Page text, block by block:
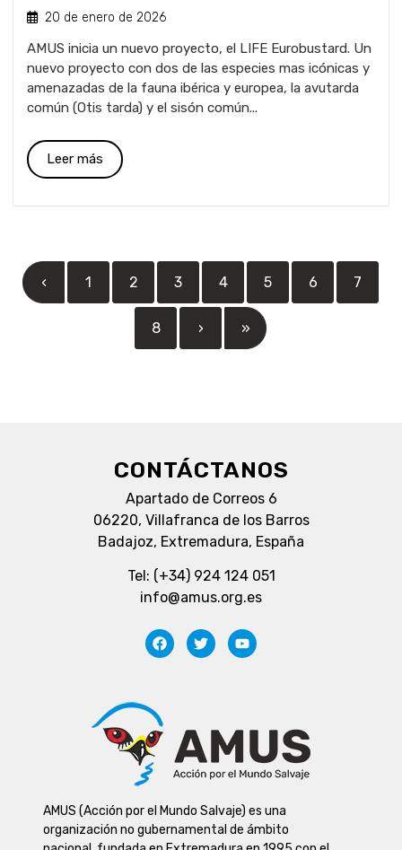
20 de enero de 2026
AMUS inicia un nuevo proyecto, el LIFE Eurobustard. Un
nuevo proyecto con dos de las especies mas icónicas y
amenazadas de la fauna ibérica y europea, la avutarda
común (Otis tarda) y el sisón común...
Leer más
‹ 1 2 3 4 5 6 7
8 › »
AMUS (Acción por el Mundo Salvaje) es una
organización no gubernamental de ámbito
CONTÁCTANOS
Apartado de Correos 6
06220, Villafranca de los Barros
Badajoz, Extremadura, España
Tel: (+34) 924 124 051
info@amus.org.es